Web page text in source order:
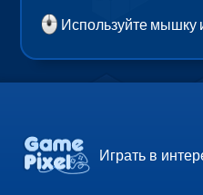
Используйте мышку
Играть в